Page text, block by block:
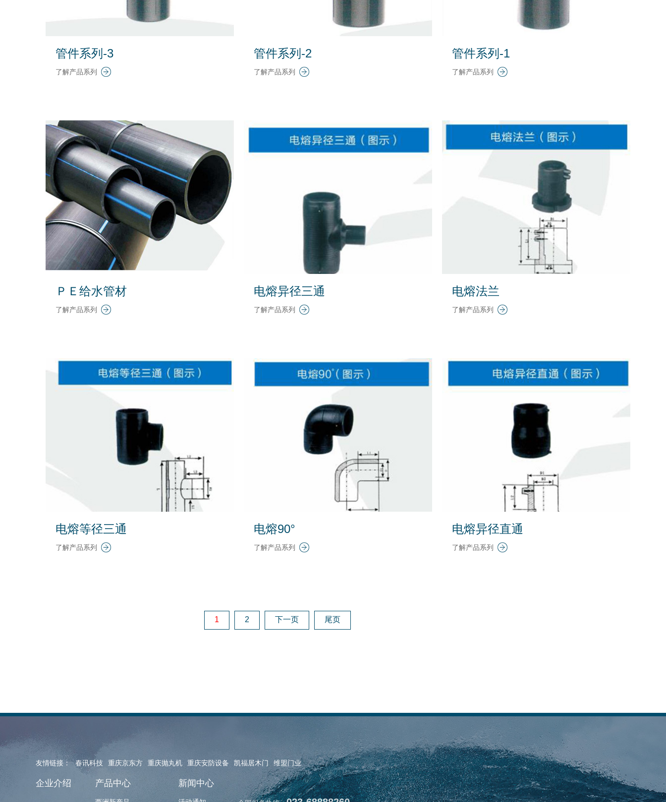
管件系列-3
了解产品系列
管件系列-2
了解产品系列
管件系列-1
了解产品系列
ＰＥ给水管材
了解产品系列
电熔异径三通
了解产品系列
电熔法兰
了解产品系列
电熔等径三通
了解产品系列
电熔90°
了解产品系列
电熔异径直通
了解产品系列
1 2 下一页 尾页
友情链接： 春讯科技 重庆京东方 重庆抛丸机 重庆安防设备 凯福居木门 维盟门业
企业介绍 产品中心 新闻中心